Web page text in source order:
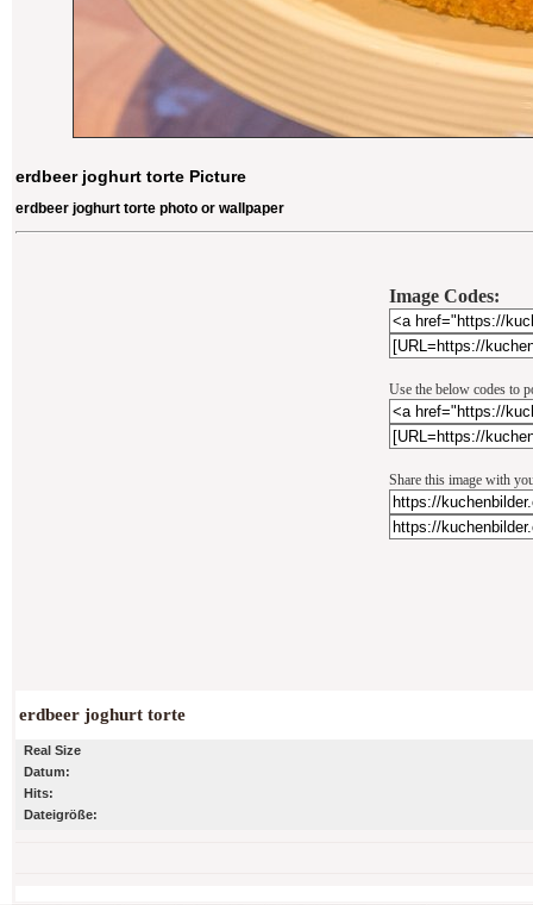
erdbeer joghurt torte Picture
erdbeer joghurt torte photo or wallpaper
Image Codes:
Use the below codes to
Share this image with
erdbeer joghurt torte
Real Size
Datum:
Hits:
Dateigröße: